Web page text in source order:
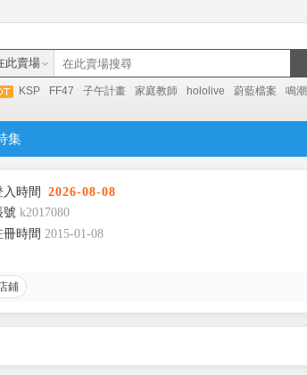
此賣場
KSP FF47 子午計畫 家庭教師 hololive 蔚藍檔案 鳴潮
集
時間
2026-08-08
號 k2017080
時間 2015-01-08
鋪